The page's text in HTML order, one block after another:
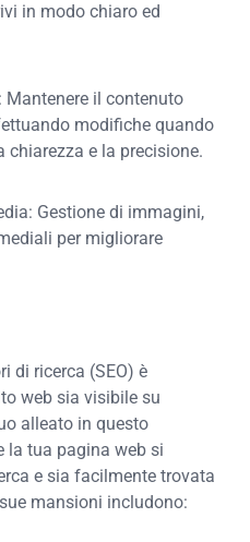
in modo chiaro ed
il contenuto
modifiche quando
chiarezza e la precisione.
Gestione di immagini,
per migliorare
di ricerca (SEO) è
web sia visibile su
alleato in questo
la tua pagina web si
e sia facilmente trovata
mansioni includono: